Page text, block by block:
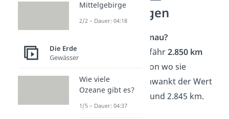
Wichtigste Fragen
Wie lang ist die Donau?
Die Donau ist ungefähr2.850 km
Je nachdem, von wo sie
gemessen wird, schwankt der Wert
zwischen 2.888 km und 2.845 km.
Mittelgebirge
2/2 – Dauer: 04:18
Die Erde
Gewässer
Wie viele
Ozeane gibt es?
1/5 – Dauer: 04:37